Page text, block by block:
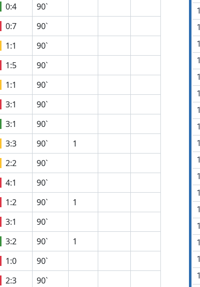
0:4
90`
0:7
90`
1:1
90`
1:5
90`
1:1
90`
3:1
90`
3:1
90`
3:3 90`
1
2:2
90`
4:1
90`
1:2 90`
1
3:1
90`
3:2 90`
1
1:0
90`
2:3
90`